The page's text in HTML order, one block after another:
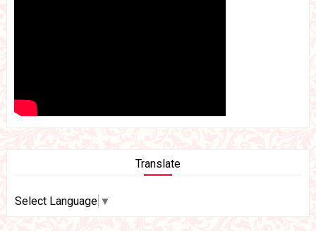
Translate
Select Language ▼